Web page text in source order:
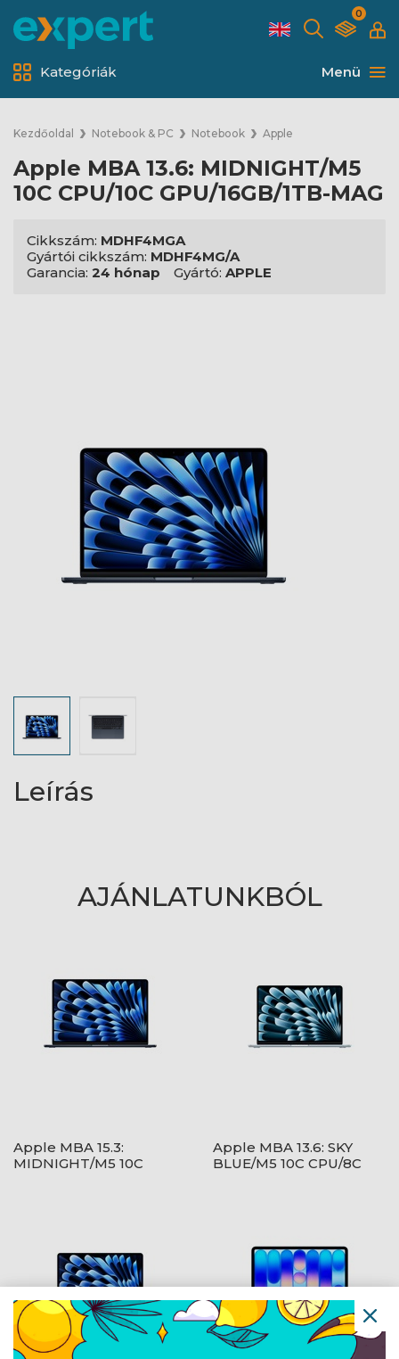
0
Menü
Kategóriák
Kezdőoldal Notebook & PC Notebook Apple
Apple MBA 13.6: MIDNIGHT/M5
10C CPU/10C GPU/16GB/1TB-MAG
Cikkszám: MDHF4MGA
Gyártói cikkszám: MDHF4MG/A
Garancia: 24 hónap Gyártó: APPLE
Leírás
AJÁNLATUNKBÓL
Apple MBA 15.3:
MIDNIGHT/M5 10C
Apple MBA 13.6: SKY
BLUE/M5 10C CPU/8C